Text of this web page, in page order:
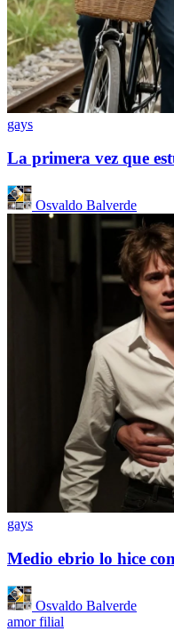
gays
La primera vez que
Osvaldo Balverde
gays
Medio ebrio lo hice
Osvaldo Balverde
amor filial